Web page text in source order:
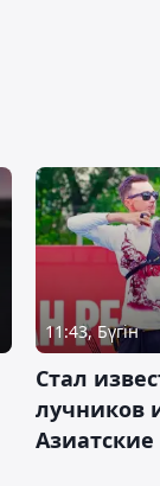
11:43, Бүгін
Стал
лучников